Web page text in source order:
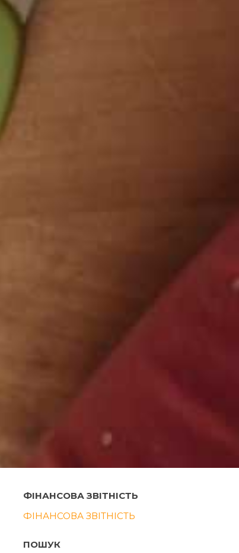
ФІНАНСОВА ЗВІТНІСТЬ
ФІНАНСОВА ЗВІТНІСТЬ
ПОШУК